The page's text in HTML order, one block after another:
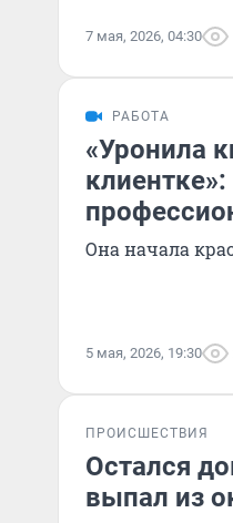
7 мая, 2026, 04:30
РАБОТА
«Уронила
Она начала
5 мая, 2026, 19:30
ПРОИСШЕСТВИЯ
Остался
выпал из